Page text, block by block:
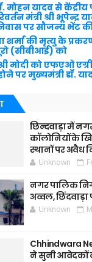
मोहन यादव से
मंत्री श्री भूपेन्द्र
पर सौजन्य भेंट
शर्मा की मृत्यु के
(सीबीआई) को
श्री मोदी को एफएओ
पर मुख्यमंत्री डॉ.
छिन्दवाड़ा में
कॉलोनियों के
स्थानों पर अवैध
Unknown
नगर पालिक
अव्वल, छिंदवाड़ा
Unknown
Chhindwara
ने सुनी आवेदकों